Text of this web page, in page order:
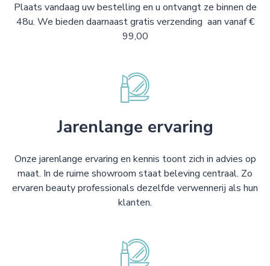
Plaats vandaag uw bestelling en u ontvangt ze binnen de
48u. We bieden daarnaast gratis verzending aan vanaf €
99,00
Jarenlange ervaring
Onze jarenlange ervaring en kennis toont zich in advies op
maat. In de ruime showroom staat beleving centraal. Zo
ervaren beauty professionals dezelfde verwennerij als hun
klanten.